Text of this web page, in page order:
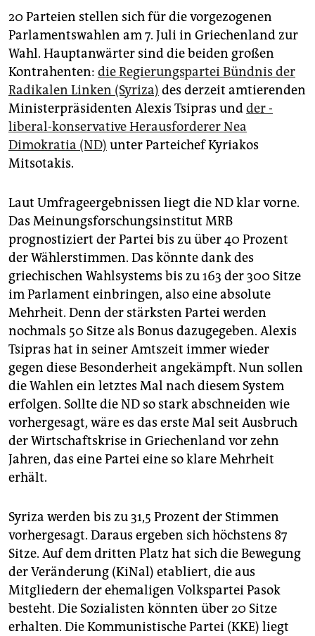
unterstützen
abo
genossenschaft
epaper login
20 Parteien stellen sich für die vorgezogenen
Parlamentswahlen am 7. Juli in Griechenland zur
Wahl. Hauptanwärter sind die beiden großen
Kontrahenten: die Regierungspartei Bündnis der
Radikalen Linken (Syriza) des derzeit amtierenden
Ministerpräsidenten Alexis Tsipras undder ­
liberal-konservative Herausforderer Nea
Dimokratia (ND) unter Parteichef Kyriakos
Mitsotakis.
Laut Umfrageergebnissen liegt die ND klar vorne.
Das Meinungsforschungsinstitut MRB
prognostiziert der Partei bis zu über 40 Prozent
der Wählerstimmen. Das könnte dank des
griechischen Wahlsystems bis zu 163 der 300 Sitze
im Parlament einbringen, also eine absolute
Mehrheit. Denn der stärksten Partei werden
nochmals 50 Sitze als Bonus dazugegeben. Alexis
Tsipras hat in seiner Amtszeit immer wieder
gegen diese Besonderheit angekämpft. Nun sollen
die Wahlen ein letztes Mal nach diesem System
erfolgen. Sollte die ND so stark abschneiden wie
vorhergesagt, wäre es das erste Mal seit Ausbruch
der Wirtschaftskrise in Griechenland vor zehn
Jahren, das eine Partei eine so klare Mehrheit
erhält.
Syriza werden bis zu 31,5 Prozent der Stimmen
vorhergesagt. Daraus ergeben sich höchstens 87
Sitze. Auf dem dritten Platz hat sich die Bewegung
der Veränderung (KiNal) etabliert, die aus
Mitgliedern der ehemaligen Volkspartei Pasok
besteht. Die Sozialisten könnten über 20 Sitze
erhalten. Die Kommunistische Partei (KKE) liegt